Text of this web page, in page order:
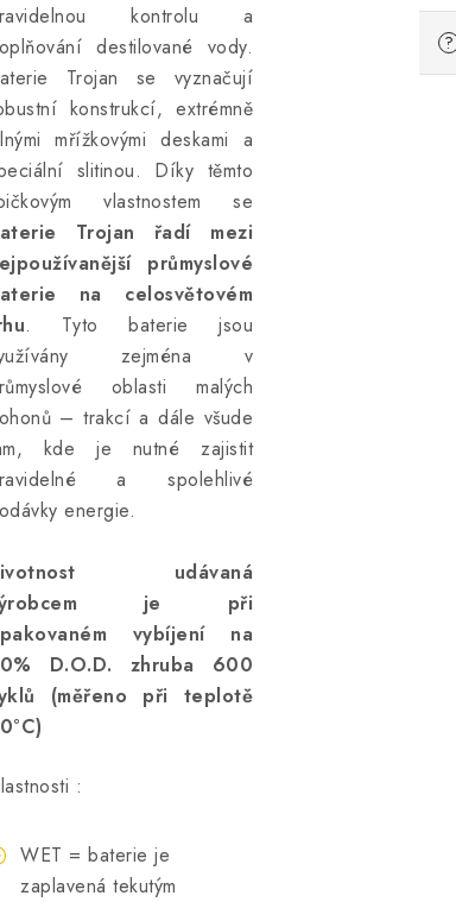
kontrolu a
destilované vody.
Trojan se vyznačují
konstrukcí, extrémně
mřížkovými deskami a
slitinou. Díky těmto
vlastnostem se
Trojan řadí mezi
průmyslové
na celosvětovém
. Tyto baterie jsou
zejména v
oblasti malých
– trakcí a dále všude
kde je nutné zajistit
a spolehlivé
energie.
udávaná
je při
vybíjení na
D.O.D. zhruba 600
(měřeno při teplotě
:
WET = baterie je
zaplavená tekutým
?